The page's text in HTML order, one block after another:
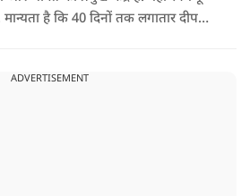
है कि 40 दिनों तक लगातार दीपक
ADVERTISEMENT